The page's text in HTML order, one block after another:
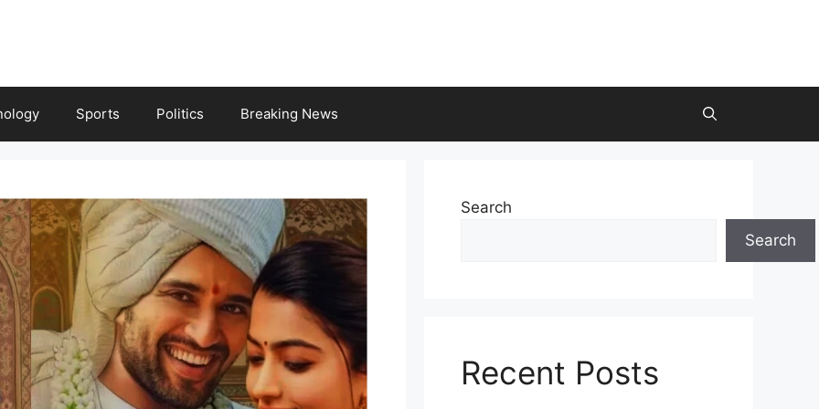
Sports Politics Breaking News
Search
Search
Recent Posts